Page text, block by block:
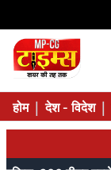
होम देश - विदेश